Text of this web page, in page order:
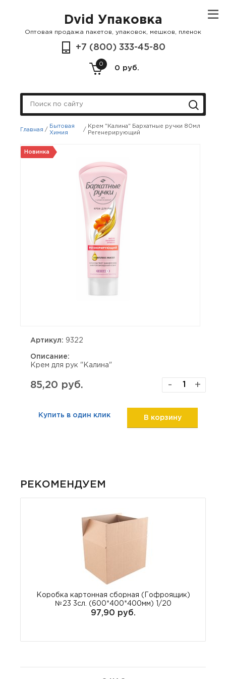
Dvid Упаковка
Оптовая продажа пакетов, упаковок, мешков, пленок
+7 (800) 333-45-80
0
0 руб.
Главная /
Бытовая
Химия
/
Крем "Калина" Бархатные ручки 80мл
Регенерирующий
Новинка
Артикул: 9322
Описание:
Крем для рук "Калина"
85,20 руб. - +
Купить в один клик В корзину
РЕКОМЕНДУЕМ
Коробка картонная сборная (Гофроящик)
№23 3сл. (600*400*400мм) 1/20
97,90 руб.